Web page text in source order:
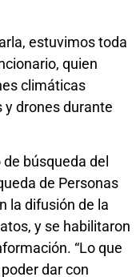
estuvimos toda
quien
climáticas
drones durante
búsqueda del
de Personas
la difusión de la
y se habilitaron
“Lo que
dar con